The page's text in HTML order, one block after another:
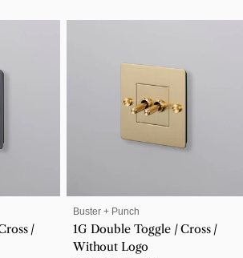
/
SATICI:
Buster + Punch
1G Double Toggle / Cross /
Without Logo